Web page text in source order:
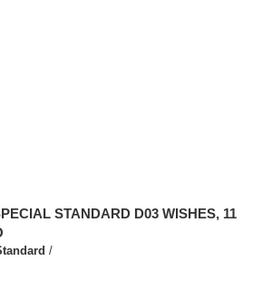
STANDARD D03 WISHES, 11
/